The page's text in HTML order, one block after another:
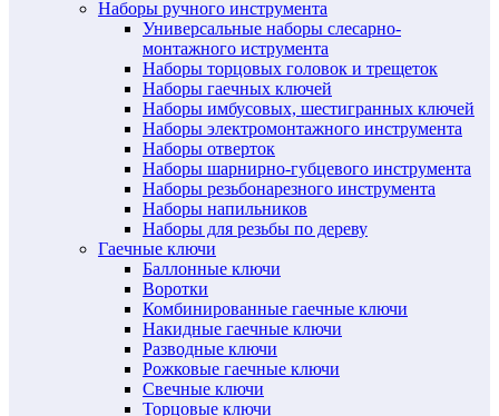
Наборы ручного инструмента
Универсальные наборы слесарно-
монтажного иструмента
Наборы торцовых головок и трещеток
Наборы гаечных ключей
Наборы имбусовых, шестигранных ключей
Наборы электромонтажного инструмента
Наборы отверток
Наборы шарнирно-губцевого инструмента
Наборы резьбонарезного инструмента
Наборы напильников
Наборы для резьбы по дереву
Гаечные ключи
Баллонные ключи
Воротки
Комбинированные гаечные ключи
Накидные гаечные ключи
Разводные ключи
Рожковые гаечные ключи
Свечные ключи
Торцовые ключи